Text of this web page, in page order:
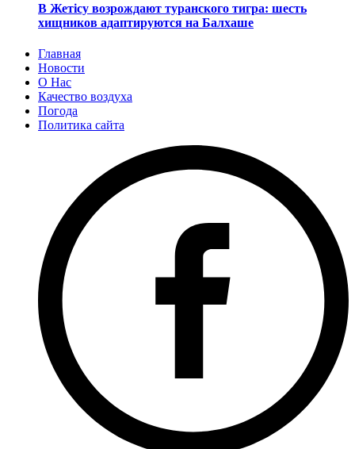
В Жетісу возрождают туранского тигра: шесть
хищников адаптируются на Балхаше
Главная
Новости
О Нас
Качество воздуха
Погода
Политика сайта